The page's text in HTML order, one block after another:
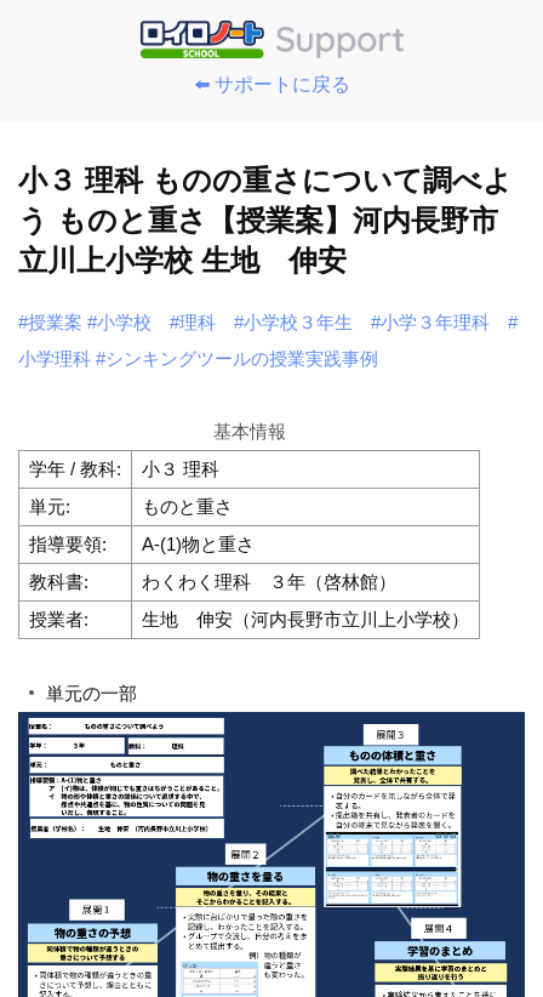
⬅️ サポートに戻る
小３ 理科 ものの重さについて調べよ
う ものと重さ【授業案】河内長野市
立川上小学校 生地 伸安
#授業案 #小学校 #理科 #小学校３年生 #小学３年理科
#
小学理科 #シンキングツールの授業実践事例
基本情報
学年 / 教科:
小３ 理科
単元:
ものと重さ
指導要領:
A-(1)物と重さ
教科書:
わくわく理科 ３年（啓林館）
授業者:
生地 伸安（河内長野市立川上小学校）
単元の一部